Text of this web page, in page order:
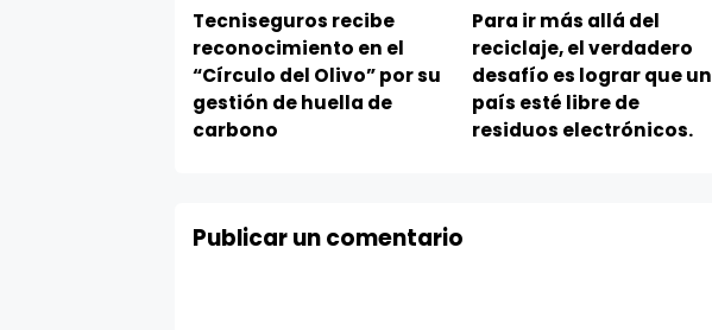
Tecniseguros recibe
reconocimiento en el
“Círculo del Olivo” por su
gestión de huella de
carbono
Para ir más allá del
reciclaje, el verdadero
desafío es lograr que un
país esté libre de
residuos electrónicos.
Publicar un comentario